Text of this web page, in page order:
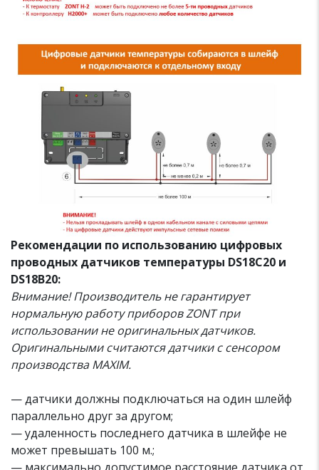
Рекомендации по использованию цифровых
проводных датчиков температуры DS18С20 и
DS18B20:
Внимание! Производитель не гарантирует
нормальную работу приборов ZONT при
использовании не оригинальных датчиков.
Оригинальными считаются датчики с сенсором
производства MAXIM.
— датчики должны подключаться на один шлейф
параллельно друг за другом;
— удаленность последнего датчика в шлейфе не
может превышать 100 м.;